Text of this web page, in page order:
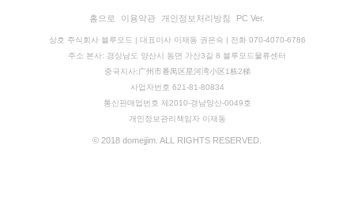
홈으로 이용약관 개인정보처리방침 PC Ver.
상호 주식회사 블루모드 | 대표이사 이재동 권은숙 | 전화 070-4070-6786
주소 본사: 경상남도 양산시 동면 가산3길 8 블루모드물류센터
중국지사:广州市番禺区星河湾小区1栋2梯
사업자번호 621-81-80834
통신판매업번호 제2010-경남양산-0049호
개인정보관리책임자 이재동
© 2018 domejjim. ALL RIGHTS RESERVED.